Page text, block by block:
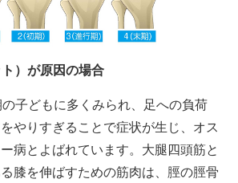
）が原因の場合
子どもに多くみられ、足への負荷
やりすぎることで症状が生じ、オス
病とよばれています。大腿四頭筋と
膝を伸ばすための筋肉は、脛の脛骨